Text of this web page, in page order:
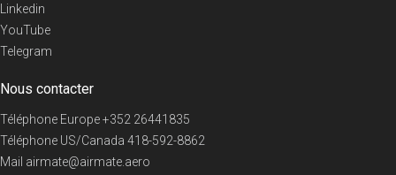
Linkedin
YouTube
Telegram
Nous contacter
Téléphone Europe+352 26441835
Téléphone US/Canada 418-592-8862
Mail airmate@airmate.aero